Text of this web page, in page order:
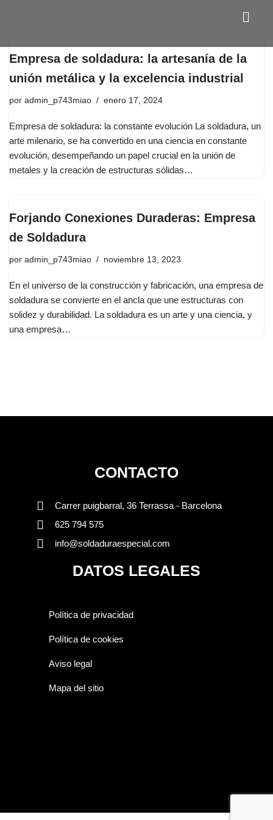
al
contenido
Empresa de soldadura: la artesanía de la
unión metálica y la excelencia industrial
por admin_p743miao enero 17, 2024
Empresa de soldadura: la constante evolución La soldadura, un
arte milenario, se ha convertido en una ciencia en constante
evolución, desempeñando un papel crucial en la unión de
metales y la creación de estructuras sólidas…
Forjando Conexiones Duraderas: Empresa
de Soldadura
por admin_p743miao noviembre 13, 2023
En el universo de la construcción y fabricación, una empresa de
soldadura se convierte en el ancla que une estructuras con
solidez y durabilidad. La soldadura es un arte y una ciencia, y
una empresa…
CONTACTO
Carrer puigbarral, 36 Terrassa - Barcelona
625 794 575
info@soldaduraespecial.com
DATOS LEGALES
Política de privacidad
Política de cookies
Aviso legal
Mapa del sitio